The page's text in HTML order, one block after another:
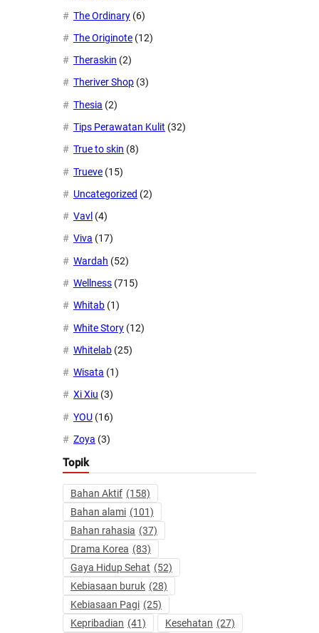
The Ordinary (6)
The Originote (12)
Theraskin (2)
Theriver Shop (3)
Thesia (2)
Tips Perawatan Kulit (32)
True to skin (8)
Trueve (15)
Uncategorized (2)
Vavl (4)
Viva (17)
Wardah (52)
Wellness (715)
Whitab (1)
White Story (12)
Whitelab (25)
Wisata (1)
Xi Xiu (3)
YOU (16)
Zoya (3)
Topik
Bahan Aktif (158)
Bahan alami (101)
Bahan rahasia (37)
Drama Korea (83)
Gaya Hidup Sehat (52)
Kebiasaan buruk (28)
Kebiasaan Pagi (25)
Kepribadian (41) Kesehatan (27)